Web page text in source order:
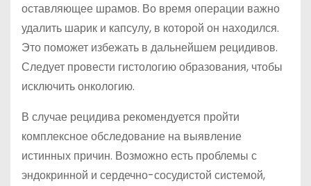
оставляющее шрамов. Во время операции важно
удалить шарик и капсулу, в которой он находился.
Это поможет избежать в дальнейшем рецидивов.
Следует провести гистологию образования, чтобы
исключить онкологию.
В случае рецидива рекомендуется пройти
комплексное обследование на выявление
истинных причин. Возможно есть проблемы с
эндокринной и сердечно-сосудистой системой,